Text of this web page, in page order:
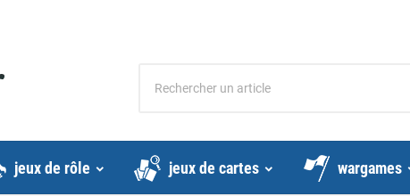
jeux de rôle jeux de cartes wargames